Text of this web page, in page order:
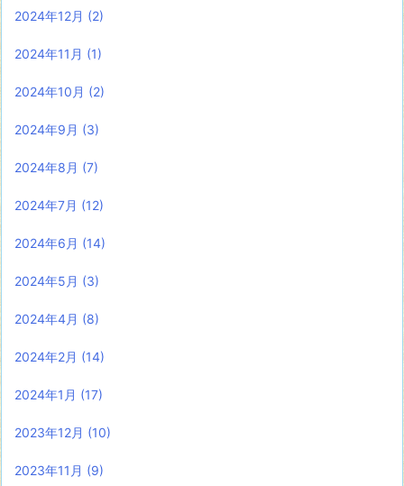
2024年12月 (2)
2024年11月 (1)
2024年10月 (2)
2024年9月 (3)
2024年8月 (7)
2024年7月 (12)
2024年6月 (14)
2024年5月 (3)
2024年4月 (8)
2024年2月 (14)
2024年1月 (17)
2023年12月 (10)
2023年11月 (9)